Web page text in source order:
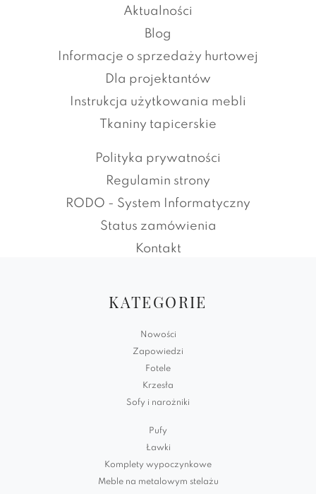
Aktualności
Blog
Informacje o sprzedaży hurtowej
Dla projektantów
Instrukcja użytkowania mebli
Tkaniny tapicerskie
Polityka prywatności
Regulamin strony
RODO - System Informatyczny
Status zamówienia
Kontakt
KATEGORIE
Nowości
Zapowiedzi
Fotele
Krzesła
Sofy i narożniki
Pufy
Ławki
Komplety wypoczynkowe
Meble na metalowym stelażu